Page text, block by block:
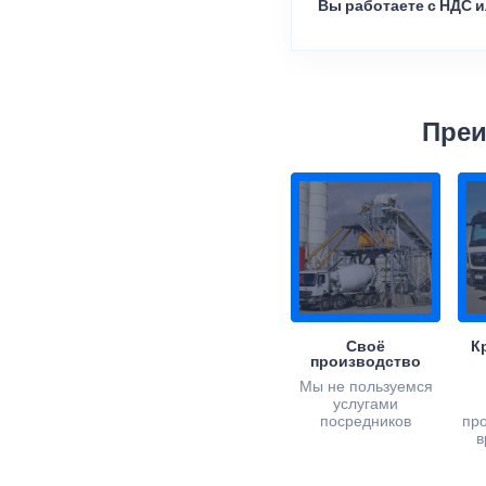
Вы работаете с НДС
Своё
производство
Мы не пользуемся
услугами
посредников